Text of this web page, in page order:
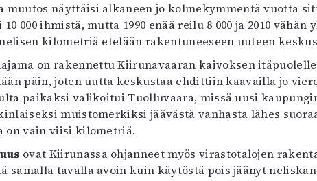
muutos näyttäisi alkaneen jo kolmekymmentä vuotta
000 ihmistä, mutta 1990 enää reilu 8 000 ja 2010
kilometriä etelään rakentuneeseen uuteen
on rakennettu Kiirunavaaran kaivoksen
päin, joten uutta keskustaa ehdittiin kaavailla jo
paikaksi valikoitui Tuolluvaara, missä uusi
muistomerkiksi jäävästä vanhasta lähes
on vain viisi kilometriä.
ovat Kiirunassa ohjanneet myös virastotalojen
samalla tavalla avoin kuin käytöstä pois jäänyt